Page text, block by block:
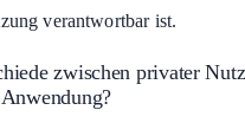
verantwortbar ist.
zwischen privater